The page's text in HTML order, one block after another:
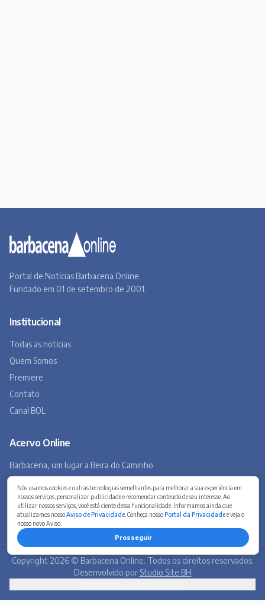
Nós usamos cookies e outras tecnologias semelhantes para melhorar a sua experiência em
nossos serviços, personalizar publicidade e recomendar conteúdo de seu interesse. Ao
utilizar nossos serviços, você está ciente dessa funcionalidade. Informamos ainda que
atualizamos nossoAviso de Privacidade . Conheça nossoPortal da Privacidadee veja o
nosso novo Aviso.
Prosseguir
Contato
Acervo Online
Barbacena, um lugar a Beira do Caminho
Museu Virtual
Museu do Tropeirismo
Copyright 2026 © Barbacena Online. Todos os direitos reservados.